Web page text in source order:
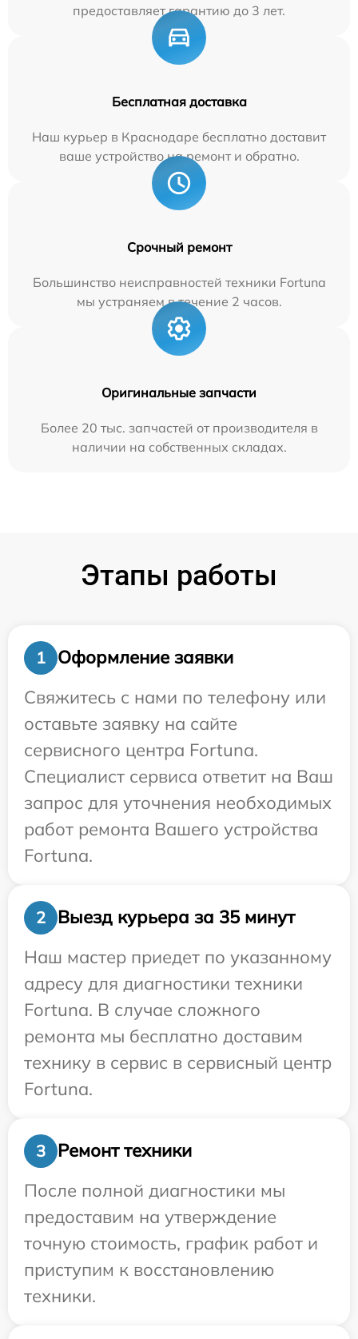
предоставляет гарантию до 3 лет.
Бесплатная доставка
Наш курьер в Краснодаре бесплатно доставит
ваше устройство на ремонт и обратно.
Срочный ремонт
Большинство неисправностей техники Fortuna
мы устраняем в течение 2 часов.
Оригинальные запчасти
Более 20 тыс. запчастей от производителя в
наличии на собственных складах.
Этапы работы
1
Оформление заявки
Свяжитесь с нами по телефону или
оставьте заявку на сайте
сервисного центра Fortuna.
Специалист сервиса ответит на Ваш
запрос для уточнения необходимых
работ ремонта Вашего устройства
Fortuna.
2
Выезд курьера за 35 минут
Наш мастер приедет по указанному
адресу для диагностики техники
Fortuna. В случае сложного
ремонта мы бесплатно доставим
технику в сервис в сервисный центр
Fortuna.
3
Ремонт техники
После полной диагностики мы
предоставим на утверждение
точную стоимость, график работ и
приступим к восстановлению
техники.